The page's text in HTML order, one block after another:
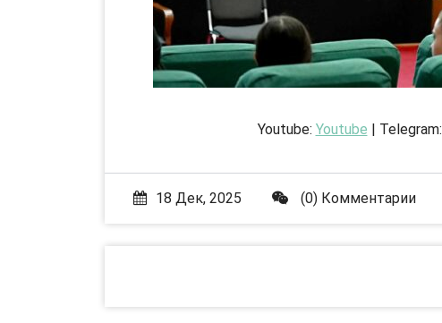
Youtube: Youtube | Telegram:
18 Дек, 2025 (0) Комментарии